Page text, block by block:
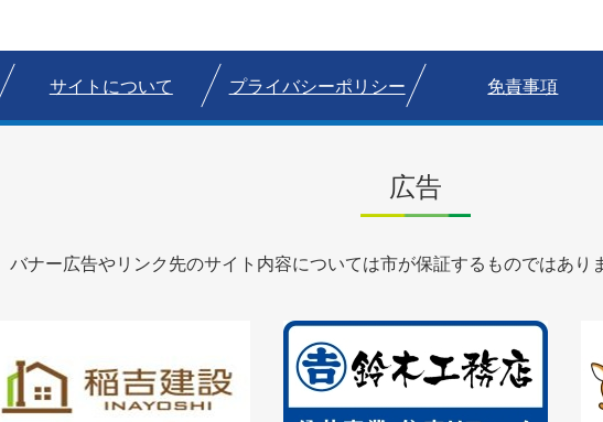
サイトについて プライバシーポリシー 免責事項
広告
バナー広告やリンク先のサイト内容については市が保証するものではあり
枚
目
の
枚
目
の